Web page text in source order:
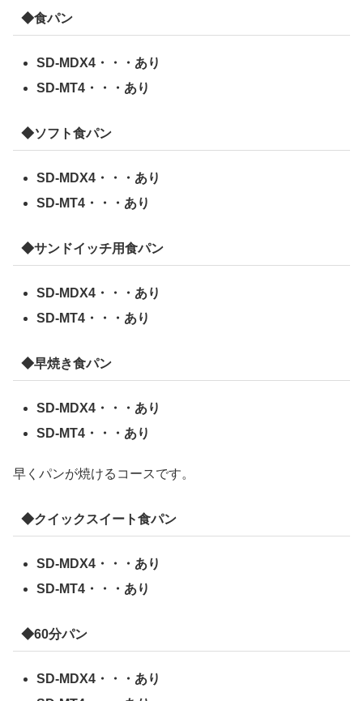
◆食パン
SD-MDX4・・・あり
SD-MT4・・・あり
◆ソフト食パン
SD-MDX4・・・あり
SD-MT4・・・あり
◆サンドイッチ用食パン
SD-MDX4・・・あり
SD-MT4・・・あり
◆早焼き食パン
SD-MDX4・・・あり
SD-MT4・・・あり
早くパンが焼けるコースです。
◆クイックスイート食パン
SD-MDX4・・・あり
SD-MT4・・・あり
◆60分パン
SD-MDX4・・・あり